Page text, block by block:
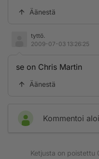
Äänestä
tyttö.
2009-07-03 13:26:25
se on Chris Martin
Äänestä
Kommentoi
Ketjusta on poistettu